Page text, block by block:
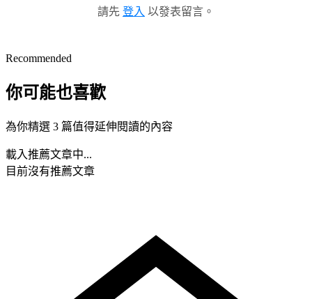
請先 登入 以發表留言。
Recommended
你可能也喜歡
為你精選 3 篇值得延伸閱讀的內容
載入推薦文章中...
目前沒有推薦文章